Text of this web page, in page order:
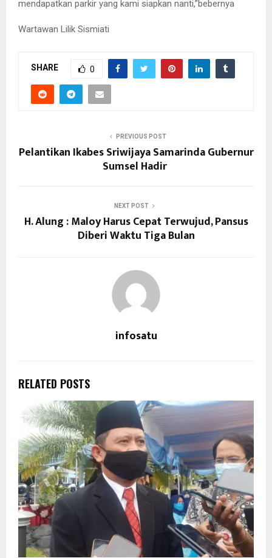
mendapatkan parkir yang kami siapkan nanti,”bebernya
Wartawan Lilik Sismiati
SHARE 0
PREVIOUS POST
Pelantikan Ikabes Sriwijaya Samarinda Gubernur
Sumsel Hadir
NEXT POST
H. Alung : Maloy Harus Cepat Terwujud, Pansus
Diberi Waktu Tiga Bulan
infosatu
RELATED POSTS